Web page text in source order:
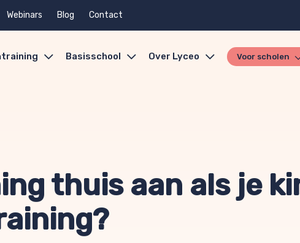
Webinars Blog Contact
Basisschool Over Lyceo Voor scholen
thuis aan als je